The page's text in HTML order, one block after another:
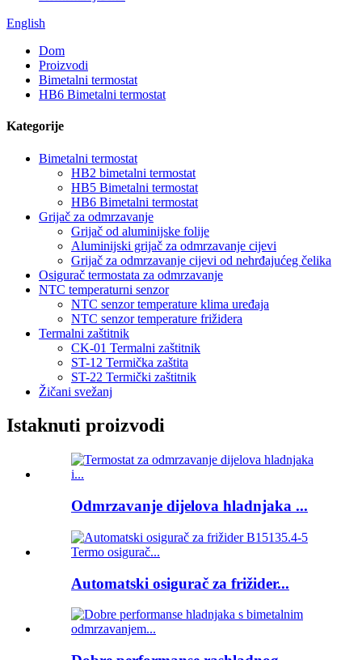
English
Dom
Proizvodi
Bimetalni termostat
HB6 Bimetalni termostat
Kategorije
Bimetalni termostat
HB2 bimetalni termostat
HB5 Bimetalni termostat
HB6 Bimetalni termostat
Grijač za odmrzavanje
Grijač od aluminijske folije
Aluminijski grijač za odmrzavanje cijevi
Grijač za odmrzavanje cijevi od nehrđajućeg čelika
Osigurač termostata za odmrzavanje
NTC temperaturni senzor
NTC senzor temperature klima uređaja
NTC senzor temperature frižidera
Termalni zaštitnik
CK-01 Termalni zaštitnik
ST-12 Termička zaštita
ST-22 Termički zaštitnik
Žičani svežanj
Istaknuti proizvodi
Odmrzavanje dijelova hladnjaka ...
Automatski osigurač za frižider...